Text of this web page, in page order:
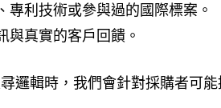
專利技術或參與過的國際標案。
與真實的客戶回饋。
邏輯時，我們會針對採購者可